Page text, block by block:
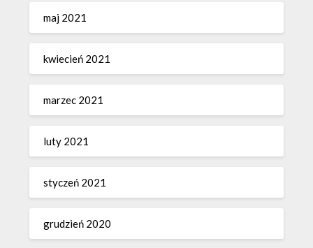
maj 2021
kwiecień 2021
marzec 2021
luty 2021
styczeń 2021
grudzień 2020